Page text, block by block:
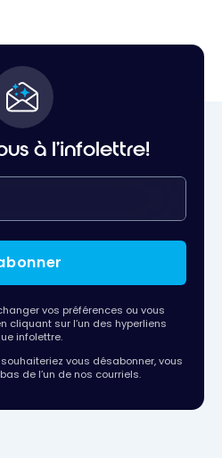
à l'infolettre!
vos préférences ou vous
cliquant sur l’un des hyperliens
infolettre.
vous désabonner, vous
de l’un de nos courriels.